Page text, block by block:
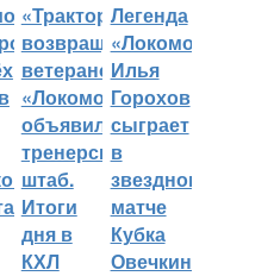
«Трактор»
возвращает
ветеранов,
«Локомотив»
объявил
тренерский
штаб.
Итоги
дня в
КХЛ
Легенда
«Локомотива»
Илья
Горохов
сыграет
в
звездном
матче
Кубка
Овечкина